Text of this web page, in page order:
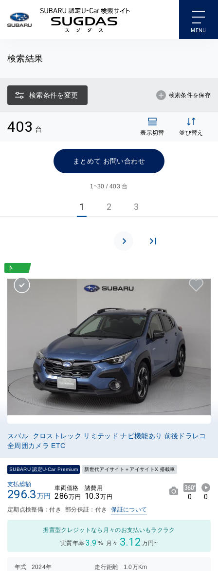
SUBARU 認定U-Car検索
検索結果
検索条件を変更 検索条件を保存
403 台 表示切替 並び替え
まとめて お問い合わせ
1~30 / 403 台
1 2 3
スバル クロストレック リミテッド ナビ機能あり 前後ドラレコ
全周囲カメラ ETC
SUBARU 認定U-Car Premium 新世代アイサイト＋アイサイトX 搭載車
支払総額
296.3万円
車両価格
286万円
諸費用
10.3 万円 0 0
定期点検整備：付き 部分保証：付き 保証について
据置型クレジットなら月々のお支払いもラクラク
実質年率 3.9 % 月々 3.12 万円~
年式 2024年 走行距離
1.0万Km